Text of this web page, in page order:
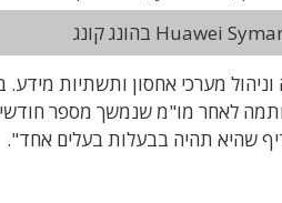
לאחר מו"מ שנמשך מספר
שהיא תהיה בבעלות בעלים אחד".